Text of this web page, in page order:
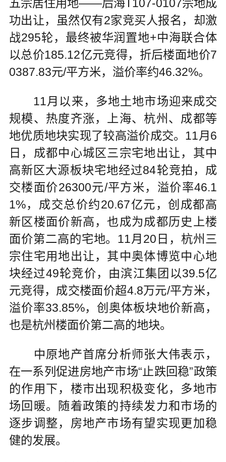
五宗居住用地——后海T107-0107宗地成
功出让，虽然仅有2家竞买人报名，却激
战295轮，最终被华润置地+中海联合体
以总价185.12亿元竞得，折后楼面地价7
0387.83元/平方米，溢价率约46.32%。
11月以来，多地土地市场迎来成交
规模、热度齐涨，上海、杭州、成都等
地优质地块实现了较高溢价成交。11月6
日，成都中心城区三宗宅地出让，其中
高新区大源板块宅地经过84轮竞拍，成
交楼面价26300元/平方米，溢价率46.1
1%，成交总价约20.67亿元，创成都高
新区楼面价新高，也成为成都历史上楼
面价第二高的宅地。11月20日，杭州三
宗住宅用地出让，其中奥体博览中心地
块经过49轮竞价，由滨江集团以39.5亿
元竞得，成交楼面价超4.8万元/平方米，
溢价率33.85%，创奥体板块地价新高，
也是杭州楼面价第二高的地块。
中原地产首席分析师张大伟表示，
在一系列促进房地产市场“止跌回稳”政策
的作用下，楼市出现积极变化，多地市
场回暖。随着政策的持续发力和市场的
逐步调整，房地产市场有望实现更加稳
健的发展。